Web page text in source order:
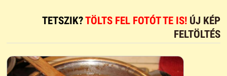
TETSZIK?TÖLTS FEL FOTÓT TE IS! ÚJ KÉP
FELTÖLTÉS